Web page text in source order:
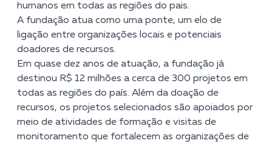
humanos em todas as regiões do pais.
A fundação atua como uma ponte, um elo de
ligação entre organizações locais e potenciais
doadores de recursos.
Em quase dez anos de atuação, a fundação já
destinou R$ 12 milhões a cerca de 300 projetos em
todas as regiões do país. Além da doação de
recursos, os projetos selecionados são apoiados por
meio de atividades de formação e visitas de
monitoramento que fortalecem as organizações de